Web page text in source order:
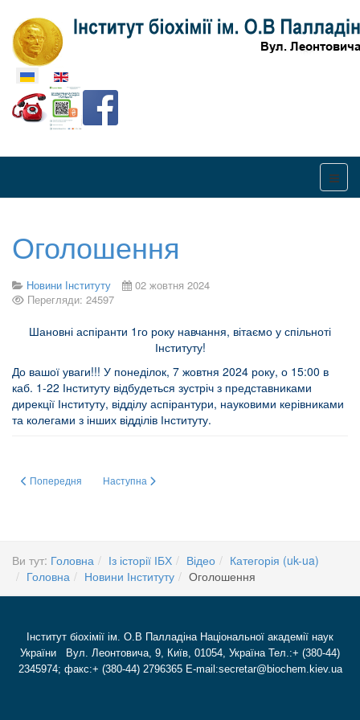
Оберіть свою мову
Оголошення
Новини Інституту
02 жовтня 2024
Перегляди: 24597
Шановні аспіранти 1го року навчання, вітаємо у спільноті
Інституту!
До вашої уваги!!! У понеділок, 7 жовтня 2024 року, о 15:00 в
каб. 1-22 Інституту відбудеться зустріч з представниками
дирекції Інституту, відділу аспірантури, науковими керівниками
та колегами з інших відділів Інституту.
Попередня стаття: Зустріч дирекції Інституту з вчителями хімії та
Попередня Наступна стаття: ГРУПА СТУДЕНТІВ-
Наступна
Ви тут: Головна Із історії ІБХ Відео
Категорія (uk-ua)
Головна
Новини Інституту Оголошення
Інститут біохімії ім. О.В Палладіна Національної академії наук
України Вул. Леонтовича, 9, Київ, 01054, Україна Тел.:+ (380-44)
2345974; факс:+ (380-44) 2796365 E-mail:secretar@biochem.kiev.ua